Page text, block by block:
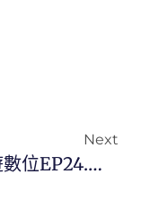
Next
漫遊數位EP24.科技白話：備份照片三部曲+Google相簿App導覽